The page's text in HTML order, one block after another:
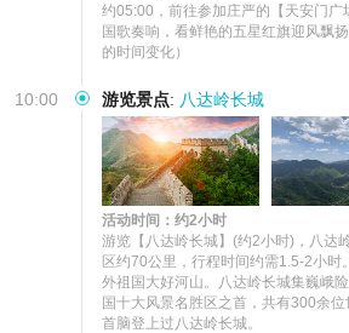
约05:00，前往参加庄严的【天安门广
国歌奏响，看鲜艳的五星红旗迎风飘
的时间变化）
10:00 游览景点: 八达岭长城
活动时间：约2小时
游览【八达岭长城】(约2小时)，八达
区约70公里，行程时间约需1.5-2小时
外祖国大好河山。八达岭长城集巍峨
国十大风景名胜区之首，共有300余
首脑登上过八达岭长城。